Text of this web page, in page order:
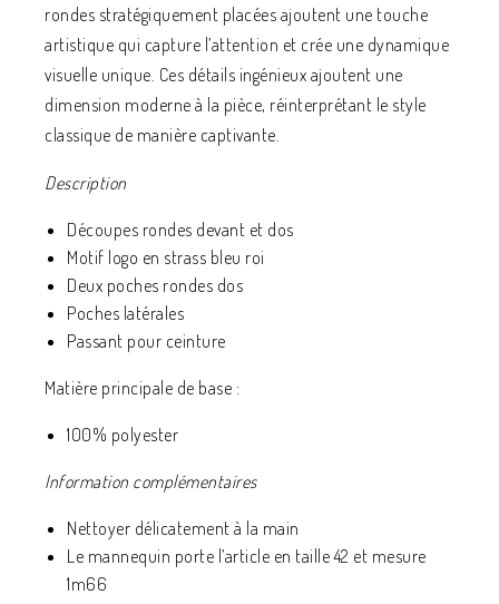
rondes stratégiquement placées ajoutent une touche
artistique qui capture l’attention et crée une dynamique
visuelle unique. Ces détails ingénieux ajoutent une
dimension moderne à la pièce, réinterprétant le style
classique de manière captivante.
Description
Découpes rondes devant et dos
Motif logo en strass bleu roi
Deux poches rondes dos
Poches latérales
Passant pour ceinture
Matière principale de base :
100% polyester
Information complémentaires
Nettoyer délicatement à la main
Le mannequin porte l’article en taille 42 et mesure
1m66